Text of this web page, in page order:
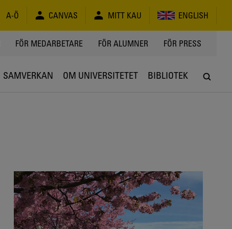
A-Ö CANVAS MITT KAU ENGLISH
FÖR MEDARBETARE FÖR ALUMNER FÖR PRESS
SAMVERKAN OM UNIVERSITETET BIBLIOTEK